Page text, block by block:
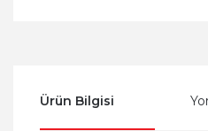
Ürün Bilgisi